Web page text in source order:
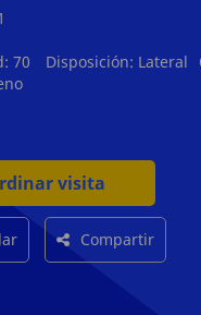
70 Disposición: Lateral
visita
Compartir